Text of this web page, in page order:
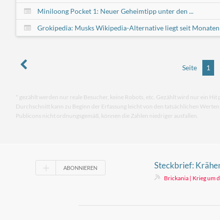
Miniloong Pocket 1: Neuer Geheimtipp unter den ...
Grokipedia: Musks Wikipedia-Alternative liegt seit Monaten
Seite 1
* gezählt werden nur reale Besucher, keine Robots, etc. Gezählt wird nur ein
Durchschnitt kann zu Beginn der Erfassung leicht von den tatsächlichen Werten
Publicons nicht ordnungsgemäß, können die Zahlen niedriger ausfallen.
ABONNIEREN
Steckbrief:
Sammlung, Optik
Brickania | Krieg um